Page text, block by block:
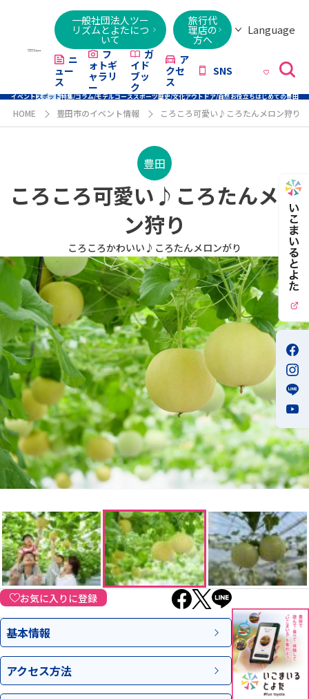
一般社団法人ツー
リズムとよたにつ
いて
旅行代
理店の
方へ
Language
Việt
ニ
ュー
ス
フ
ォトギ
ャラリ
ー
ガ
イド
ブッ
ク
ア
クセ
ス
SNS
イベントスポット特集/コラム/モデルコーススポーツ歴史/文化アウトドア/自然お役立ちはじめての豊田
HOME 豊田市のイベント情報 ころころ可愛い♪ころたんメロン狩り
豊田
ころころ可愛い♪ころたんメロ
ン狩り
ころころかわいい♪ころたんメロンがり
お気に入りに登録
基本情報
アクセス方法